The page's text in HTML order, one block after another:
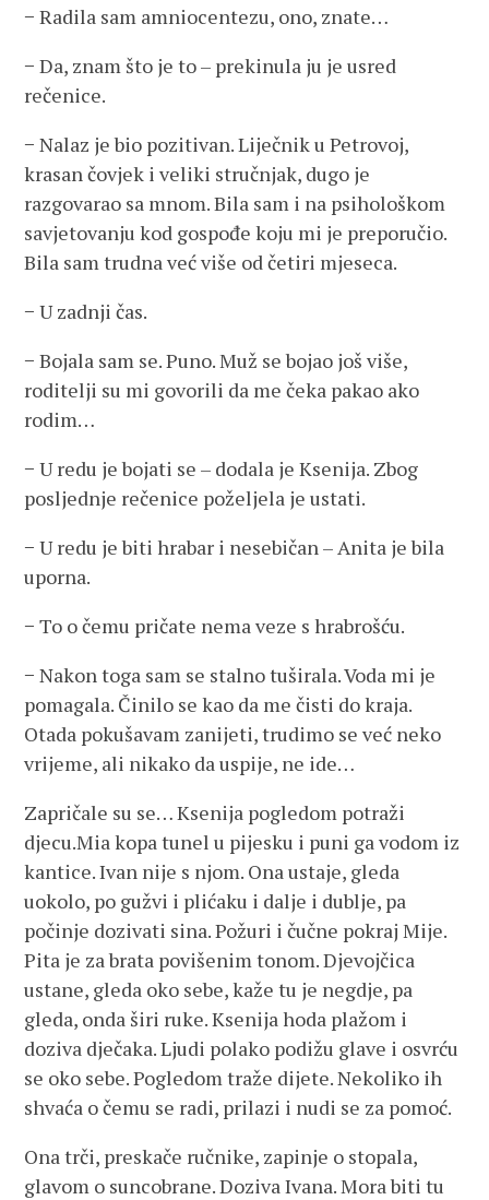
− Radila sam amniocentezu, ono, znate…
− Da, znam što je to – prekinula ju je usred
rečenice.
− Nalaz je bio pozitivan. Liječnik u Petrovoj,
krasan čovjek i veliki stručnjak, dugo je
razgovarao sa mnom. Bila sam i na psihološkom
savjetovanju kod gospođe koju mi je preporučio.
Bila sam trudna već više od četiri mjeseca.
− U zadnji čas.
− Bojala sam se. Puno. Muž se bojao još više,
roditelji su mi govorili da me čeka pakao ako
rodim…
− U redu je bojati se – dodala je Ksenija. Zbog
posljednje rečenice poželjela je ustati.
− U redu je biti hrabar i nesebičan – Anita je bila
uporna.
− To o čemu pričate nema veze s hrabrošću.
− Nakon toga sam se stalno tuširala. Voda mi je
pomagala. Činilo se kao da me čisti do kraja.
Otada pokušavam zanijeti, trudimo se već neko
vrijeme, ali nikako da uspije, ne ide…
Zapričale su se… Ksenija pogledom potraži
djecu.Mia kopa tunel u pijesku i puni ga vodom iz
kantice. Ivan nije s njom. Ona ustaje, gleda
uokolo, po gužvi i plićaku i dalje i dublje, pa
počinje dozivati sina. Požuri i čučne pokraj Mije.
Pita je za brata povišenim tonom. Djevojčica
ustane, gleda oko sebe, kaže tu je negdje, pa
gleda, onda širi ruke. Ksenija hoda plažom i
doziva dječaka. Ljudi polako podižu glave i osvrću
se oko sebe. Pogledom traže dijete. Nekoliko ih
shvaća o čemu se radi, prilazi i nudi se za pomoć.
Ona trči, preskače ručnike, zapinje o stopala,
glavom o suncobrane. Doziva Ivana. Mora biti tu